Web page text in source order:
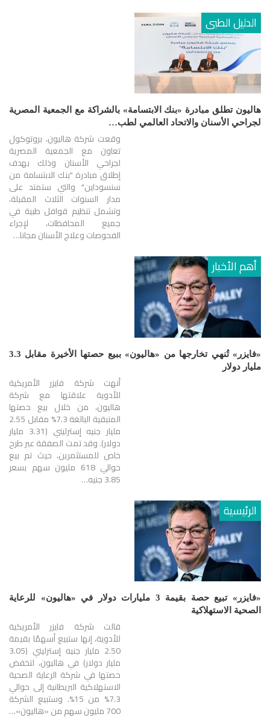
الدليل الطبى
هاليون تطلق مبادرة «بنك الابتسامة» بالشراكة مع الجمعية المصرية
لجراحي الأسنان والاتحاد العالمي لطب…
وقعت شركة هاليون، بروتوكول
تعاون مع الجمعية المصرية
لجراحي الأسنان وذلك بهدف
إطلاق مبادرة "بنك الابتسامة من
سنسوداين" والتي ستمتد على
مدار السنوات الثلاث المقبلة،
وتشمل تنظيم قوافل طبية في
جميع المحافظات، لإجراء
الفحوصات وعلاج الأسنان مجانا…
أهم الأخبار
«فايزر» تُنهي تخارجها من «هاليون» ببيع حصتها الأخيرة مقابل 3.3
مليار دولار
أنهت شركة فايزر الأمريكية
للأدوية علاقتها مع شركة
هاليون، من خلال بيع حصتها
المتبقية البالغة 7.3% مقابل 2.55
مليار جنيه إسترليني (3.31 مليار
دولار). وقد تمت الصفقة عبر طرح
خاص للمستثمرين، حيث تم بيع
حوالي 618 مليون سهم بسعر
3.85 جنيه…
الرئيسية
«فايزر» تبيع حصة بقيمة 3 مليارات دولار في «هاليون» للرعاية
الصحية الاستهلاكية
قالت شركة فايزر الأمريكية
للأدوية، إنها ستبيع أسهمًا بقيمة
2.50 مليار جنيه إسترليني (3.05
مليار دولار) في هاليون، لتخفض
حصتها في شركة الرعاية الصحية
الاستهلاكية البريطانية إلى حوالي
7.3% من 15%. وستبيع الشركة
700 مليون سهم من «هاليون»…